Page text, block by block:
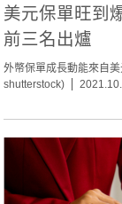
美元保單旺到
前三名出爐
外幣保單成長動能來自
shutterstock)